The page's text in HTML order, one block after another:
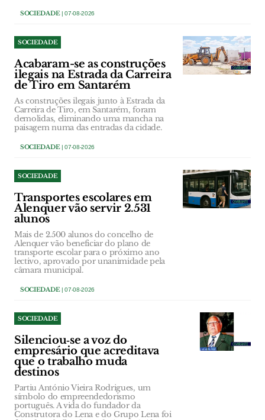
SOCIEDADE| 07-08-2026
SOCIEDADE
Acabaram-se as construções
ilegais na Estrada da Carreira
de Tiro em Santarém
As construções ilegais junto à Estrada da
Carreira de Tiro, em Santarém, foram
demolidas, eliminando uma mancha na
paisagem numa das entradas da cidade.
SOCIEDADE| 07-08-2026
SOCIEDADE
Transportes escolares em
Alenquer vão servir 2.531
alunos
Mais de 2.500 alunos do concelho de
Alenquer vão beneficiar do plano de
transporte escolar para o próximo ano
lectivo, aprovado por unanimidade pela
câmara municipal.
SOCIEDADE| 07-08-2026
SOCIEDADE
Silenciou‑se a voz do
empresário que acreditava
que o trabalho muda
destinos
Partiu António Vieira Rodrigues, um
símbolo do empreendedorismo
português. A vida do fundador da
Construtora do Lena e do Grupo Lena foi